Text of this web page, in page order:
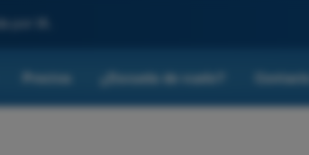
por IA.
Precios ¿Escuela de vuelo? Contacto